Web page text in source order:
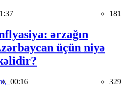
181
ərzağın
üçün niyə
00:16 329